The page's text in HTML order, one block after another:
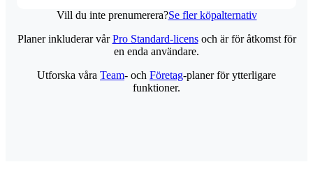
Vill du inte prenumerera?Se fler köpalternativ
Planer inkluderar vårPro Standard-licensoch är för åtkomst för
en enda användare.
Utforska våra Team- och Företag-planer för ytterligare
funktioner.